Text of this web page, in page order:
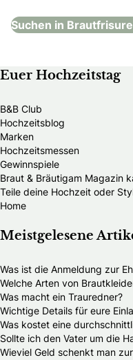
Suchen in
Euer Hochzeitstag
B&B Club
Hochzeitsblog
Marken
Hochzeitsmessen
Gewinnspiele
Braut & Bräutigam Magazin
Teile deine Hochzeit oder
Home
Meistgelesene
Was ist die Anmeldung zur
Welche Arten von
Was macht ein Trauredner?
Wichtige Details für eure
Was kostet eine
Sollte ich den Vater um die
Wieviel Geld schenkt man